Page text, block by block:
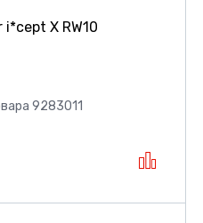
i*cept X RW10
9283011